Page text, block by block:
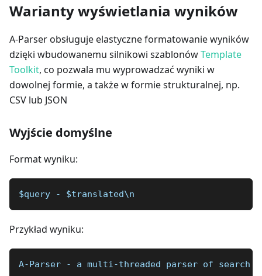
Warianty wyświetlania wyników
A-Parser obsługuje elastyczne formatowanie wyników
dzięki wbudowanemu silnikowi szablonówTemplate
Toolkit, co pozwala mu wyprowadzać wyniki w
dowolnej formie, a także w formie strukturalnej, np.
CSV lub JSON
Wyjście domyślne
Format wyniku:
$query - $translated\n
Przykład wyniku:
A-Parser - a multi-threaded parser of search